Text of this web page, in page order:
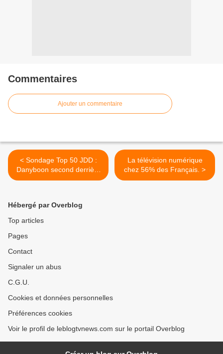
Commentaires
Ajouter un commentaire
< Sondage Top 50 JDD :
Danyboon second derrière
Yannick Noah.
La télévision numérique
chez 56% des Français. >
Hébergé par Overblog
Top articles
Pages
Contact
Signaler un abus
C.G.U.
Cookies et données personnelles
Préférences cookies
Voir le profil de leblogtvnews.com sur le portail Overblog